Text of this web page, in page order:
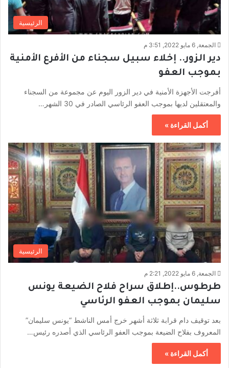
الرئيسية
الجمعة, 6 مايو 2022, 3:51 م
دير الزور.. إخلاء سبيل سجناء من الأفرع الأمنية
بموجب العفو
أفرجت الأجهزة الأمنية في دير الزور اليوم عن مجموعة من السجناء
والمعتقلين لديها بموجب العفو الرئاسي الصادر في 30 الشهر…
أكمل القراءة »
الرئيسية
الجمعة, 6 مايو 2022, 2:21 م
طرطوس..إطلاق سراح فلاح الضيعة يونس
سليمان بموجب العفو الرئاسي
بعد توقيف دام قرابة ثلاثة أشهر خرج أمس الناشط “يونس سليمان”
المعروف بفلاح الضيعة بموجب العفو الرئاسي الذي أصدره رئيس…
أكمل القراءة »